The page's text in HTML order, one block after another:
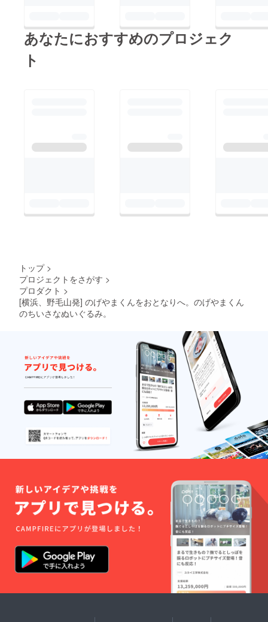
あなたにおすすめのプロジェク
ト
トップ >
プロジェクトをさがす >
プロダクト >
[横浜、野毛山発] のげやまくんをおとなりへ。のげやまくん
のちいさなぬいぐるみ。